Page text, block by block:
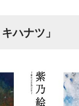
ハナツ」